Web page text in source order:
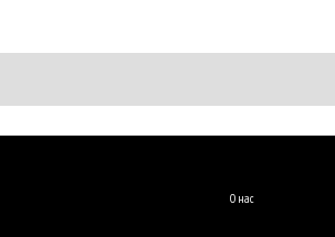
О нас